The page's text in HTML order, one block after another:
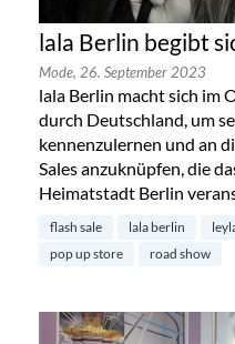
lala Berlin begibt
Mode, 26. September 2023
lala Berlin macht sich im
durch Deutschland, um
kennenzulernen und an
Sales anzuknüpfen, die
Heimatstadt Berlin
flash sale lala berlin
pop up store
road show